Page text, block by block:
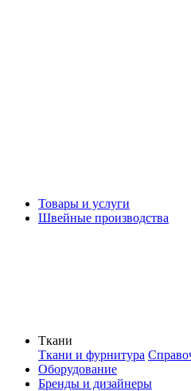
Товары и услуги
Швейные производства
Ткани
Ткани и фурнитура
Оборудование
Бренды и дизайнеры